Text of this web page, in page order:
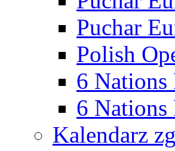
Puchar
Polish
6
6
Kalendarz